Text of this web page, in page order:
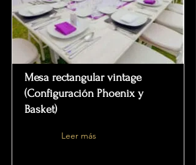
Mesa rectangular vintage
(Configuración Phoenix y
Basket)
Leer más